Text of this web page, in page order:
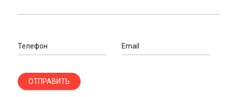
Телефон Email
ОТПРАВИТЬ